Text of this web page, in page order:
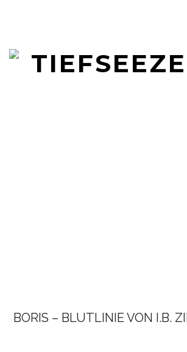
BORIS – BLUTLINIE VON I.B.